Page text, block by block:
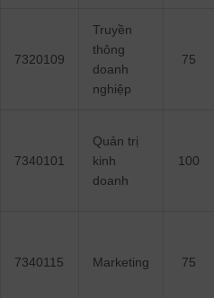
7320109
Truyền
thông
doanh
nghiệp
75
7340101
Quản trị
kinh
doanh
100
7340115 Marketing 75